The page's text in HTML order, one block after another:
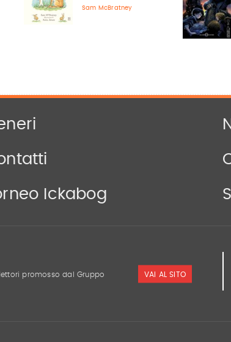
Sam McBratney
Ickabog
promosso dal Gruppo
VAI AL SITO